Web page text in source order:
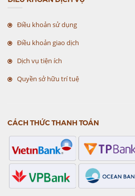
Điều khoản sử dụng
Điều khoản giao dịch
Dịch vụ tiện ích
Quyền sở hữu trí tuệ
CÁCH THỨC THANH TOÁN